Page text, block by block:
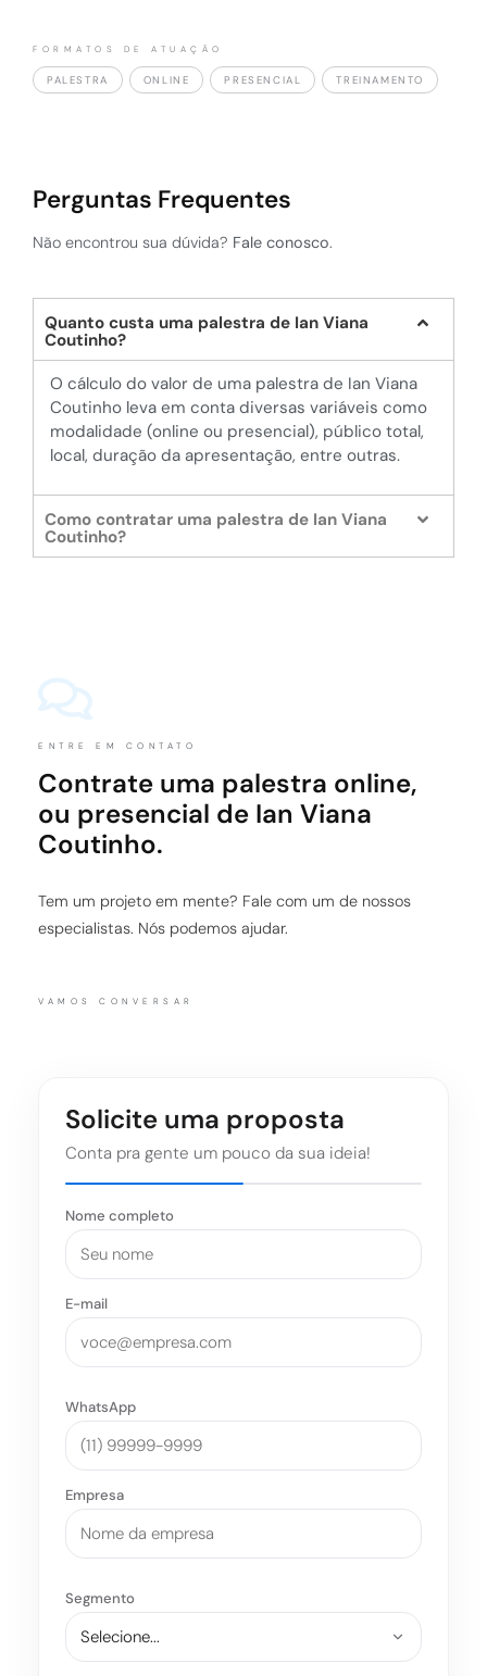
FORMATOS DE ATUAÇÃO
PALESTRA ONLINE PRESENCIAL TREINAMENTO
Perguntas Frequentes
Não encontrou sua dúvida? Fale conosco.
Quanto custa uma palestra de Ian Viana
Coutinho?
O cálculo do valor de uma palestra de Ian Viana
Coutinho leva em conta diversas variáveis como
modalidade (online ou presencial), público total,
local, duração da apresentação, entre outras.
Como contratar uma palestra de Ian Viana
Coutinho?
ENTRE EM CONTATO
Contrate uma palestra online,
ou presencial de Ian Viana
Coutinho.
Tem um projeto em mente? Fale com um de nossos
especialistas. Nós podemos ajudar.
VAMOS CONVERSAR
Solicite uma proposta
Conta pra gente um pouco da sua ideia!
Nome completo
E-mail
WhatsApp
Empresa
Segmento